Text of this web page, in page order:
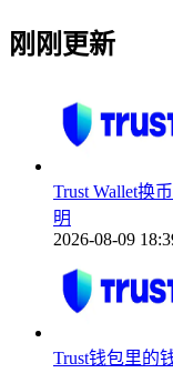
刚刚更新
Trust Wallet换
明
2026-08-09
Trust钱包里的